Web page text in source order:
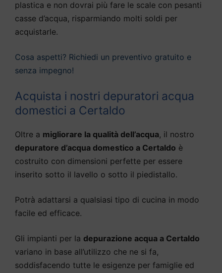
plastica e non dovrai più fare le scale con pesanti
casse d’acqua, risparmiando molti soldi per
acquistarle.
Cosa aspetti? Richiedi un preventivo gratuito e
senza impegno!
Acquista i nostri depuratori acqua
domestici a Certaldo
Oltre a migliorare la qualità dell’acqua, il nostro
depuratore d’acqua domestico a Certaldo è
costruito con dimensioni perfette per essere
inserito sotto il lavello o sotto il piedistallo.
Potrà adattarsi a qualsiasi tipo di cucina in modo
facile ed efficace.
Gli impianti per la depurazione acqua a Certaldo
variano in base all’utilizzo che ne si fa,
soddisfacendo tutte le esigenze per famiglie ed